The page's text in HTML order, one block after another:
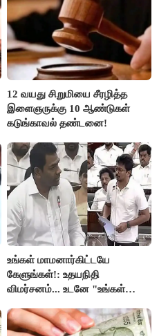
12 வயது சிறுமியை சீரழித்த
இளைஞருக்கு 10 ஆண்டுகள்
கடுங்காவல் தண்டனை!
உங்கள் மாமனார்கிட்டயே
கேளுங்கள்!: உதயநிதி
விமர்சனம்... உடனே "உங்கள்
ஆதவ் அர்ஜுனா பதிலடி!